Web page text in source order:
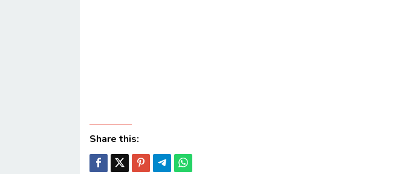
Share this: